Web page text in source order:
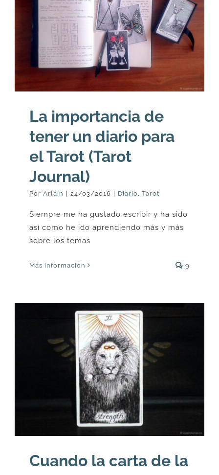
La importancia de
tener un diario para
el Tarot (Tarot
Journal)
Por Arlain | 24/03/2016 | Diario Tarot
Siempre me ha gustado escribir y ha sido
así como he ido aprendiendo más y más
sobre los temas
Más información 9
Cuando la carta de la